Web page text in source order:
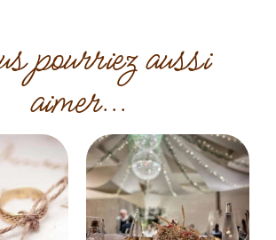
pourriez aussi
aimer...